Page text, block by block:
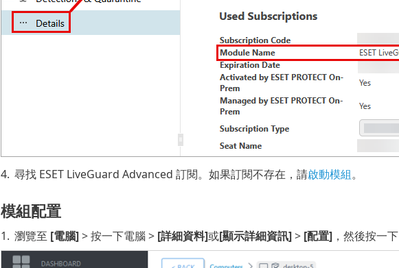
4. 尋找 ESET LiveGuard Advanced 訂閱。如果訂閱不存在，請啟動模組。
模組配置
1. 瀏覽至 [電腦]> 按一下電腦 > [詳細資料]或[顯示詳細資訊]> [配置]，然後按一下